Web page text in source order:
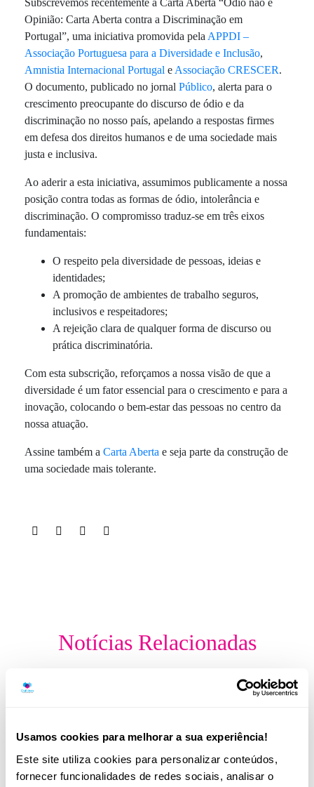
Usamos cookies para melhorar a sua experiência!
Este site utiliza cookies para personalizar conteúdos,
fornecer funcionalidades de redes sociais, analisar o
Subscrevemos recentemente a Carta Aberta “Ódio não é
Opinião: Carta Aberta contra a Discriminação em
Portugal”, uma iniciativa promovida pela APPDI –
Associação Portuguesa para a Diversidade e Inclusão,
Amnistia Internacional Portugal e Associação CRESCER.
O documento, publicado no jornal Público, alerta para o
crescimento preocupante do discurso de ódio e da
discriminação no nosso país, apelando a respostas firmes
em defesa dos direitos humanos e de uma sociedade mais
justa e inclusiva.
Ao aderir a esta iniciativa, assumimos publicamente a nossa
posição contra todas as formas de ódio, intolerância e
discriminação. O compromisso traduz-se em três eixos
fundamentais:
O respeito pela diversidade de pessoas, ideias e
identidades;
A promoção de ambientes de trabalho seguros,
inclusivos e respeitadores;
A rejeição clara de qualquer forma de discurso ou
prática discriminatória.
Com esta subscrição, reforçamos a nossa visão de que a
diversidade é um fator essencial para o crescimento e para a
inovação, colocando o bem-estar das pessoas no centro da
nossa atuação.
Assine também a Carta Aberta e seja parte da construção de
uma sociedade mais tolerante.
Notícias Relacionadas